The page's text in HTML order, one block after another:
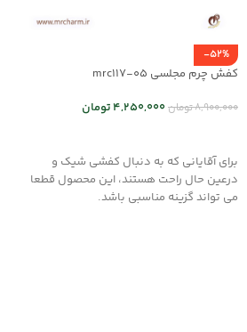
-52%
کفش چرم مجلسی mrc117-05
8,900,000تومان4,250,000تومان
برای آقایانی که به دنبال کفشی شیک و
درعین حال راحت هستند، این محصول قطعا
می تواند گزینه مناسبی باشد.